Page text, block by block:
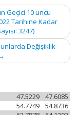
Geçici 10 uncu
Tarihine Kadar
3247)
Değişiklik
47.6085
47.5229
54.8736
54.7749